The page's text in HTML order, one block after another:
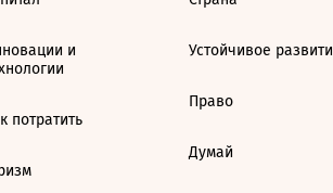
и
потратить
Устойчивое
Право
Думай